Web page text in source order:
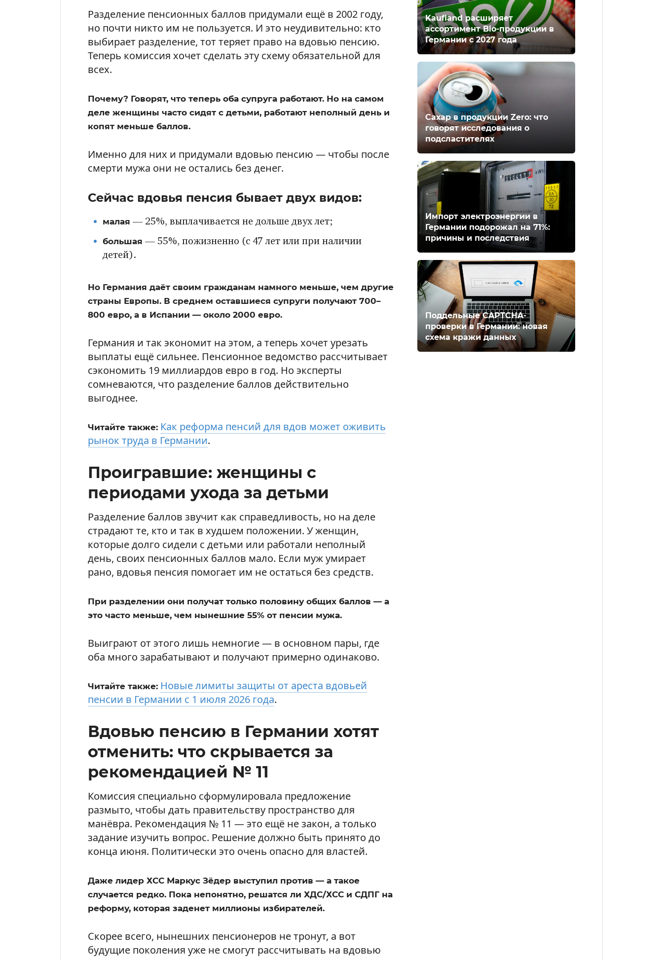
Разделение пенсионных баллов придумали ещё в 2002 году,
но почти никто им не пользуется. И это неудивительно: кто
выбирает разделение, тот теряет право на вдовью пенсию.
Теперь комиссия хочет сделать эту схему обязательной для
всех.
Почему? Говорят, что теперь оба супруга работают. Но на самом
деле женщины часто сидят с детьми, работают неполный день и
копят меньше баллов.
Именно для них и придумали вдовью пенсию — чтобы после
смерти мужа они не остались без денег.
Сейчас вдовья пенсия бывает двух видов:
малая — 25%, выплачивается не дольше двух лет;
большая — 55%, пожизненно (с 47 лет или при наличии
детей).
Но Германия даёт своим гражданам намного меньше, чем другие
страны Европы. В среднем оставшиеся супруги получают 700–
800 евро, а в Испании — около 2000 евро.
Германия и так экономит на этом, а теперь хочет урезать
выплаты ещё сильнее. Пенсионное ведомство рассчитывает
сэкономить 19 миллиардов евро в год. Но эксперты
сомневаются, что разделение баллов действительно
выгоднее.
Читайте также: Как реформа пенсий для вдов может оживить
рынок труда в Германии.
Проигравшие: женщины с
периодами ухода за детьми
Разделение баллов звучит как справедливость, но на деле
страдают те, кто и так в худшем положении. У женщин,
которые долго сидели с детьми или работали неполный
день, своих пенсионных баллов мало. Если муж умирает
рано, вдовья пенсия помогает им не остаться без средств.
При разделении они получат только половину общих баллов — а
это часто меньше, чем нынешние 55% от пенсии мужа.
Выиграют от этого лишь немногие — в основном пары, где
оба много зарабатывают и получают примерно одинаково.
Читайте также: Новые лимиты защиты от ареста вдовьей
пенсии в Германии с 1 июля 2026 года.
Вдовью пенсию в Германии хотят
отменить: что скрывается за
рекомендацией № 11
Комиссия специально сформулировала предложение
размыто, чтобы дать правительству пространство для
манёвра. Рекомендация № 11 — это ещё не закон, а только
задание изучить вопрос. Решение должно быть принято до
конца июня. Политически это очень опасно для властей.
Даже лидер ХСС Маркус Зёдер выступил против — а такое
случается редко. Пока непонятно, решатся ли ХДС/ХСС и СДПГ на
реформу, которая заденет миллионы избирателей.
Скорее всего, нынешних пенсионеров не тронут, а вот
будущие поколения уже не смогут рассчитывать на вдовью
Kaufland расширяет
ассортимент Bio-продукции в
Германии с 2027 года
Сахар в продукции Zero: что
говорят исследования о
подсластителях
Импорт электроэнергии в
Германии подорожал на 71%:
причины и последствия
Поддельные CAPTCHA-
проверки в Германии: новая
схема кражи данных